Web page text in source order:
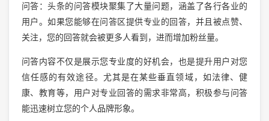
问答：头条的问答模块聚集了大量问题，涵盖了各行各业的
用户。如果您能够在问答区提供专业的回答，并且被点赞、
关注，您的回答就会被更多人看到，进而增加粉丝量。
问答内容不仅是展示您专业度的好机会，也是提升用户对您
信任感的有效途径。尤其是在某些垂直领域，如法律、健
康、教育等，用户对专业回答的需求非常高，积极参与问答
能迅速树立您的个人品牌形象。